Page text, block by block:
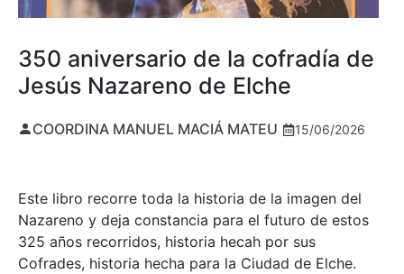
350 aniversario de la cofradía de
Jesús Nazareno de Elche
COORDINA MANUEL MACIÁ MATEU 15/06/2026
Este libro recorre toda la historia de la imagen del
Nazareno y deja constancia para el futuro de estos
325 años recorridos, historia hecah por sus
Cofrades, historia hecha para la Ciudad de Elche.